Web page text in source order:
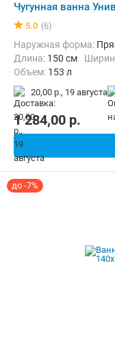
Чугунная ванна
5.0 (6)
Наружная форма:
Длина: 150 см
Объем: 153 л
20,00 р., 19 августа
1 284,00 p.
до -7%